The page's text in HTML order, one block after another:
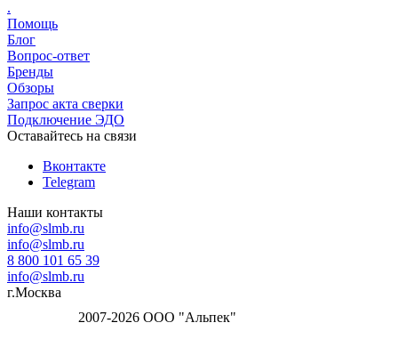
.
Помощь
Блог
Вопрос-ответ
Бренды
Обзоры
Запрос акта сверки
Подключение ЭДО
Оставайтесь на связи
Вконтакте
Telegram
Наши контакты
info@slmb.ru
info@slmb.ru
8 800 101 65 39
info@slmb.ru
г.Москва
2007-2026 ООО "Альпек"